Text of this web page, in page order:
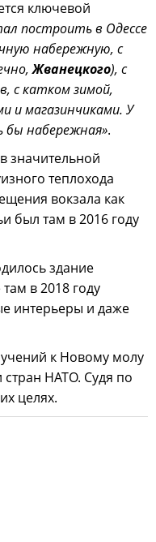
ключевой
построить в Одессе
набережную, с
Жванецкого), с
с катком зимой,
и магазинчиками. У
бы набережная».
значительной
теплохода
вокзала как
был там в 2016 году
здание
в 2018 году
интерьеры и даже
к Новому молу
НАТО. Судя по
целях.